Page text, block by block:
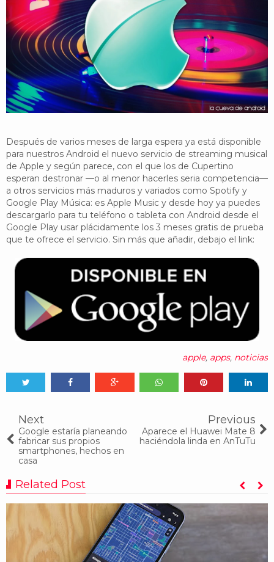
Después de varios meses de larga espera ya está disponible
para nuestros Android el nuevo servicio de streaming musical
de Apple y según parece, con el que los de Cupertino
esperan destronar —o al menor hacerles seria competencia—
a otros servicios más maduros y variados como Spotify y
Google Play Música: es Apple Music y desde hoy ya puedes
descargarlo para tu teléfono o tableta con Android desde el
Google Play usar plácidamente los 3 meses gratis de prueba
que te ofrece el servicio. Sin más que añadir, debajo el link:
apple, apps, noticias
Next
Google estaría planeando
fabricar sus propios
smartphones, hechos en
casa
Previous
Aparece el Huawei Mate 8
haciéndola linda en AnTuTu
Related Post
YouTube
Twitter
Foro